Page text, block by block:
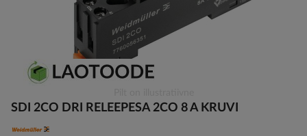
to
beginning
SDI 2CO DRI RELEEPESA 2CO 8 A KRUVI